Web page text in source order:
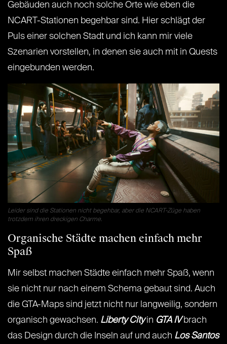
Gebäuden auch noch solche Orte wie eben die
NCART-Stationen begehbar sind. Hier schlägt der
Puls einer solchen Stadt und ich kann mir viele
Szenarien vorstellen, in denen sie auch mit in Quests
eingebunden werden.
Leider sind die Stationen nicht begehbar, aber die NCART-Züge haben
trotzdem ihren dreckigen Charme.
Organische Städte machen einfach mehr
Spaß
Mir selbst machen Städte einfach mehr Spaß, wenn
sie nicht nur nach einem Schema gebaut sind. Auch
die GTA-Maps sind jetzt nicht nur langweilig, sondern
organisch gewachsen. Liberty Cityin GTA IVbrach
das Design durch die Inseln auf und auch Los Santos